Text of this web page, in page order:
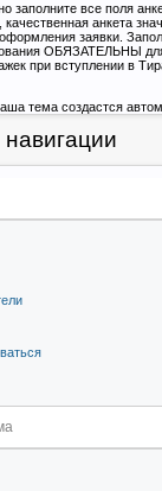
заполните все поля
анкета
заявки.
ОБЯЗАТЕЛЬНЫ
при вступлении в
тема создастся